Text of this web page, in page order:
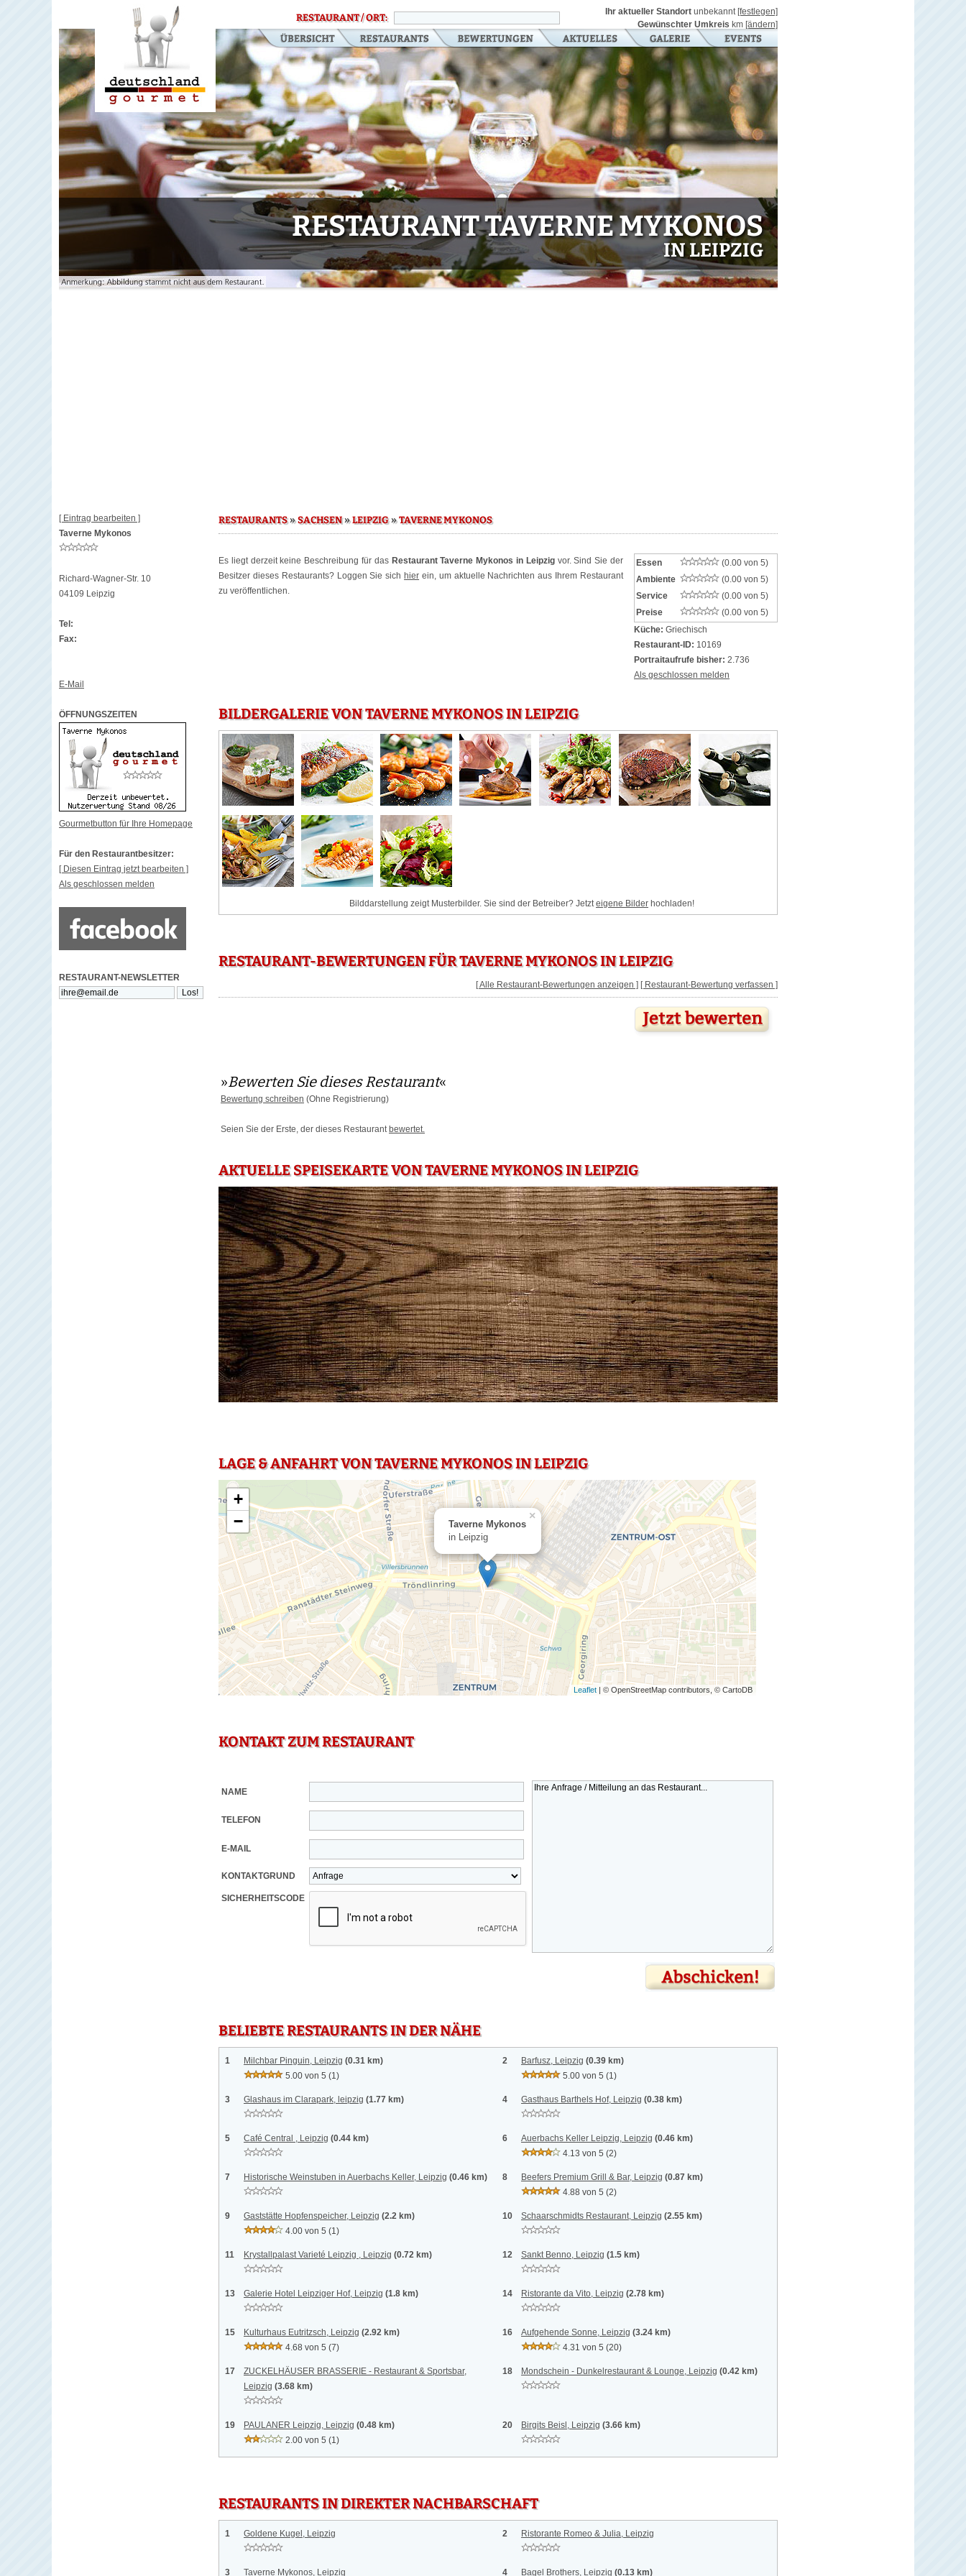
RESTAURANT / ORT:
Ihr aktueller Standort unbekannt [festlegen]
Gewünschter Umkreis km [ändern]
RESTAURANT TAVERNE MYKONOS
IN LEIPZIG
[ Eintrag bearbeiten ]
Taverne Mykonos
Richard-Wagner-Str. 10
04109 Leipzig
Tel:
Fax:
E-Mail
ÖFFNUNGSZEITEN
Gourmetbutton für Ihre Homepage
Für den Restaurantbesitzer:
[ Diesen Eintrag jetzt bearbeiten ]
Als geschlossen melden
RESTAURANT-NEWSLETTER
RESTAURANTS»SACHSEN»LEIPZIG»TAVERNE MYKONOS
Es liegt derzeit keine Beschreibung für das Restaurant Taverne Mykonos in Leipzigvor. Sind Sie der
Besitzer dieses Restaurants? Loggen Sie sich hier ein, um aktuelle Nachrichten aus Ihrem Restaurant
zu veröffentlichen.
Essen
(0.00 von 5)
Ambiente
(0.00 von 5)
Service
(0.00 von 5)
Preise
(0.00 von 5)
Küche: Griechisch
Restaurant-ID: 10169
Portraitaufrufe bisher: 2.736
Als geschlossen melden
BILDERGALERIE VON TAVERNE MYKONOS IN LEIPZIG
Bilddarstellung zeigt Musterbilder. Sie sind der Betreiber? Jetzteigene Bilder hochladen!
RESTAURANT-BEWERTUNGEN FÜR TAVERNE MYKONOS IN LEIPZIG
[ Alle Restaurant-Bewertungen anzeigen ] [ Restaurant-Bewertung verfassen ]
»Bewerten Sie dieses Restaurant«
Bewertung schreiben (Ohne Registrierung)
Seien Sie der Erste, der dieses Restaurant bewertet.
AKTUELLE SPEISEKARTE VON TAVERNE MYKONOS IN LEIPZIG
LAGE & ANFAHRT VON TAVERNE MYKONOS IN LEIPZIG
Taverne Mykonos
in Leipzig
×
+
−
Leaflet | © OpenStreetMap contributors, © CartoDB
KONTAKT ZUM RESTAURANT
NAME
TELEFON
E-MAIL
KONTAKTGRUND
SICHERHEITSCODE
BELIEBTE RESTAURANTS IN DER NÄHE
1 Milchbar Pinguin, Leipzig (0.31 km)
5.00 von 5 (1)
2 Barfusz, Leipzig (0.39 km)
5.00 von 5 (1)
3 Glashaus im Clarapark, leipzig (1.77 km) 4 Gasthaus Barthels Hof, Leipzig (0.38 km)
5 Café Central , Leipzig (0.44 km) 6 Auerbachs Keller Leipzig, Leipzig (0.46 km)
4.13 von 5 (2)
7 Historische Weinstuben in Auerbachs Keller, Leipzig (0.46 km) 8 Beefers Premium Grill & Bar, Leipzig (0.87 km)
4.88 von 5 (2)
9 Gaststätte Hopfenspeicher, Leipzig (2.2 km)
4.00 von 5 (1)
10 Schaarschmidts Restaurant, Leipzig (2.55 km)
11 Krystallpalast Varieté Leipzig , Leipzig (0.72 km) 12 Sankt Benno, Leipzig (1.5 km)
13 Galerie Hotel Leipziger Hof, Leipzig (1.8 km) 14 Ristorante da Vito, Leipzig (2.78 km)
15 Kulturhaus Eutritzsch, Leipzig (2.92 km)
4.68 von 5 (7)
16 Aufgehende Sonne, Leipzig (3.24 km)
4.31 von 5 (20)
17
ZUCKELHÄUSER BRASSERIE - Restaurant & Sportsbar,
Leipzig (3.68 km)
18 Mondschein - Dunkelrestaurant & Lounge, Leipzig (0.42 km)
19 PAULANER Leipzig, Leipzig (0.48 km)
2.00 von 5 (1)
20 Birgits Beisl, Leipzig (3.66 km)
RESTAURANTS IN DIREKTER NACHBARSCHAFT
1 Goldene Kugel, Leipzig 2 Ristorante Romeo & Julia, Leipzig
3 Taverne Mykonos, Leipzig 4 Bagel Brothers, Leipzig (0.13 km)